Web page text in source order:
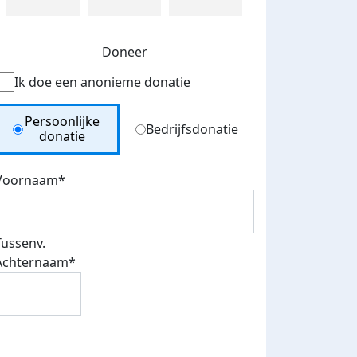
Doneer
Ik doe een anonieme donatie
Donation Type
Persoonlijke
donatie
Bedrijfsdonatie